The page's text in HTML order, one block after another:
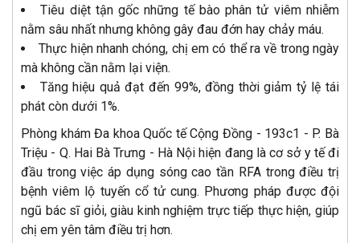
Tiêu diệt tận gốc những tế bào phân tử viêm nhiễm
nằm sâu nhất nhưng không gây đau đớn hay chảy máu.
Thực hiện nhanh chóng, chị em có thể ra về trong ngày
mà không cần nằm lại viện.
Tăng hiệu quả đạt đến 99%, đồng thời giảm tỷ lệ tái
phát còn dưới 1%.
Phòng khám Đa khoa Quốc tế Cộng Đồng - 193c1 - P. Bà
Triệu - Q. Hai Bà Trưng - Hà Nội hiện đang là cơ sở y tế đi
đầu trong việc áp dụng sóng cao tần RFA trong điều trị
bệnh viêm lộ tuyến cổ tử cung. Phương pháp được đội
ngũ bác sĩ giỏi, giàu kinh nghiệm trực tiếp thực hiện, giúp
chị em yên tâm điều trị hơn.